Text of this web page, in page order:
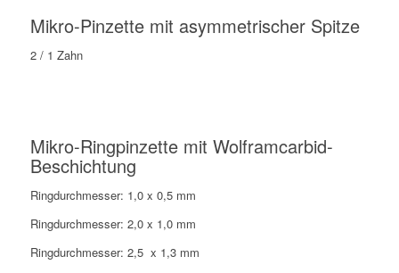
Mikro-Pinzette mit asymmetrischer Spitze
2 / 1 Zahn
Mikro-Ringpinzette mit Wolframcarbid-
Beschichtung
Ringdurchmesser: 1,0 x 0,5 mm
Ringdurchmesser: 2,0 x 1,0 mm
Ringdurchmesser: 2,5 x 1,3 mm